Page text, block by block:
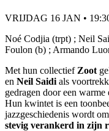
VRIJDAG 16 JAN •
Noé Codjia (trpt) ; Neil
Foulon (b) ; Armando
Met hun collectief Zoot
en Neil Saidi als
gedragen door een
Hun kwintet is een
jazzgeschiedenis wordt
stevig verankerd in zijn